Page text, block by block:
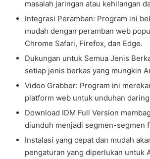
masalah jaringan atau kehilangan
Integrasi Peramban: Program ini
mudah dengan peramban web
Chrome Safari, Firefox, dan Edge.
Dukungan untuk Semua Jenis
setiap jenis berkas yang mungkin
Video Grabber: Program ini
platform web untuk unduhan
Download IDM Full Version
diunduh menjadi segmen-segmen
Instalasi yang cepat dan mudah
pengaturan yang diperlukan untuk